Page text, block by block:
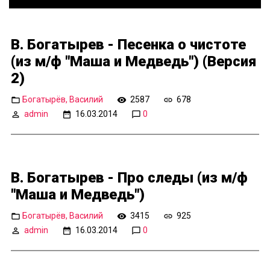
В. Богатырев - Песенка о чистоте
(из м/ф "Маша и Медведь") (Версия
2)
Богатырёв, Василий 2587
678
admin
16.03.2014 0
В. Богатырев - Про следы (из м/ф
"Маша и Медведь")
Богатырёв, Василий 3415
925
admin
16.03.2014 0